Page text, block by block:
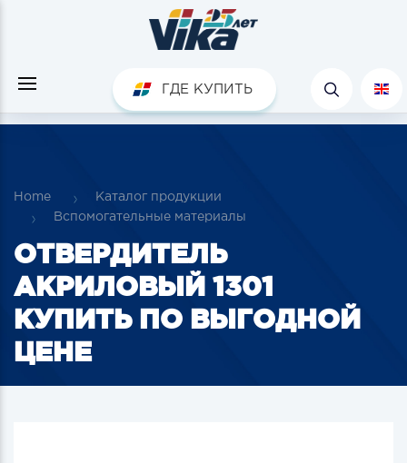
ГДЕ КУПИТЬ
Home
Каталог продукции
Вспомогательные материалы
ОТВЕРДИТЕЛЬ
АКРИЛОВЫЙ 1301
КУПИТЬ ПО ВЫГОДНОЙ
ЦЕНЕ